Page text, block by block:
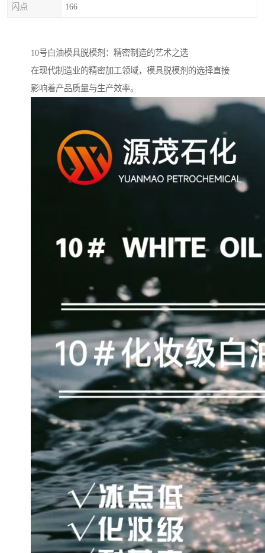
闪点 166
10号白油模具脱模剂：精密制造的艺术之选
在现代制造业的精密加工领域，模具脱模剂的选择直接
影响着产品质量与生产效率。